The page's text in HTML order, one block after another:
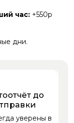
час: +550р
дни.
до
уверены в